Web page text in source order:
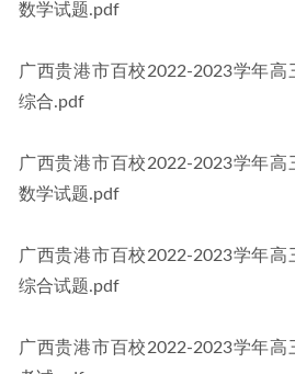
数学试题.pdf
广西贵港市百校2022-2023学年
综合.pdf
广西贵港市百校2022-2023学年
数学试题.pdf
广西贵港市百校2022-2023学年
综合试题.pdf
广西贵港市百校2022-2023学年